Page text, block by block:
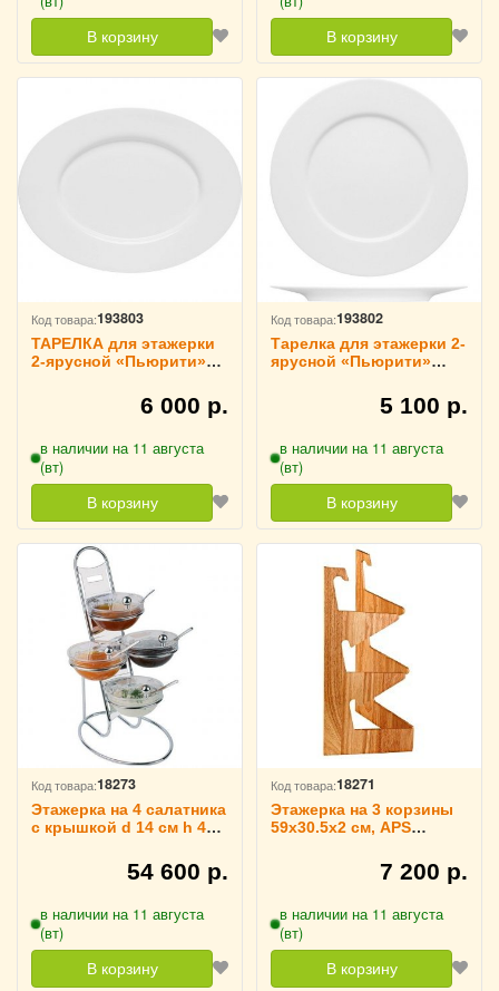
В корзину В корзину
Код товара:193803
ТАРЕЛКА для этажерки
2-ярусной «Пьюрити»
6 000 р.
в наличии на 11 августа
(вт)
В корзину
Код товара:193802
Тарелка для этажерки 2-
ярусной «Пьюрити»
5 100 р.
в наличии на 11 августа
(вт)
В корзину
Код товара:18273
Этажерка на 4 салатника
с крышкой d 14 см h 48,
54 600 р.
в наличии на 11 августа
(вт)
В корзину
Код товара:18271
Этажерка на 3 корзины
59х30.5х2 см, APS
7 200 р.
в наличии на 11 августа
(вт)
В корзину